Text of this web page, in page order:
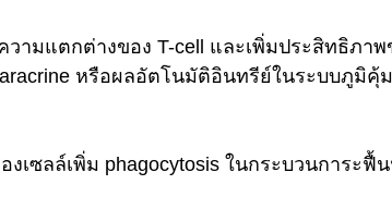
วามแตกต่างของ T-cell และเพิ่มประสิทธิภา
หรือผลอัตโนมัติอินทรีย์ในระบบภูมิคุ้
เซลล์เพิ่ม phagocytosis ในกระบวนการะฟื้